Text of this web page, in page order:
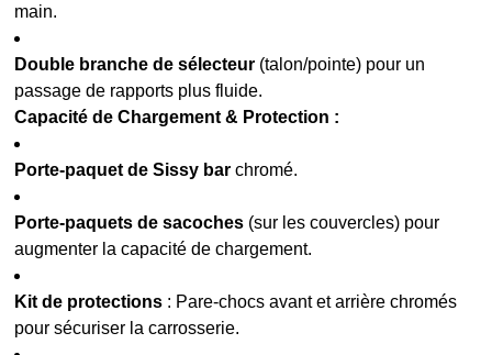
main.
Double branche de sélecteur (talon/pointe) pour un
passage de rapports plus fluide.
Capacité de Chargement & Protection :
Porte-paquet de Sissy bar chromé.
Porte-paquets de sacoches (sur les couvercles) pour
augmenter la capacité de chargement.
Kit de protections : Pare-chocs avant et arrière chromés
pour sécuriser la carrosserie.